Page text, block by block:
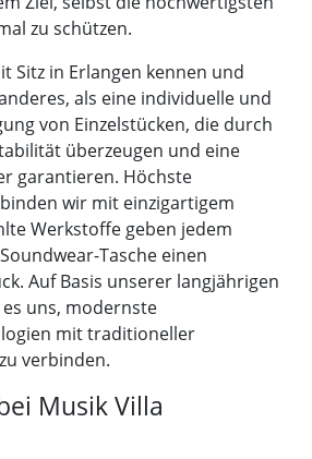
zu schützen.
Sitz in Erlangen kennen und
als eine individuelle und
von Einzelstücken, die durch
überzeugen und eine
garantieren. Höchste
wir mit einzigartigem
Werkstoffe geben jedem
Tasche einen
Auf Basis unserer langjährigen
uns, modernste
mit traditioneller
verbinden.
Musik Villa